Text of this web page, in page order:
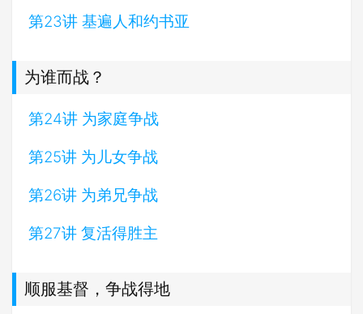
第23讲 基遍人和约书亚
为谁而战？
第24讲 为家庭争战
第25讲 为儿女争战
第26讲 为弟兄争战
第27讲 复活得胜主
顺服基督，争战得地